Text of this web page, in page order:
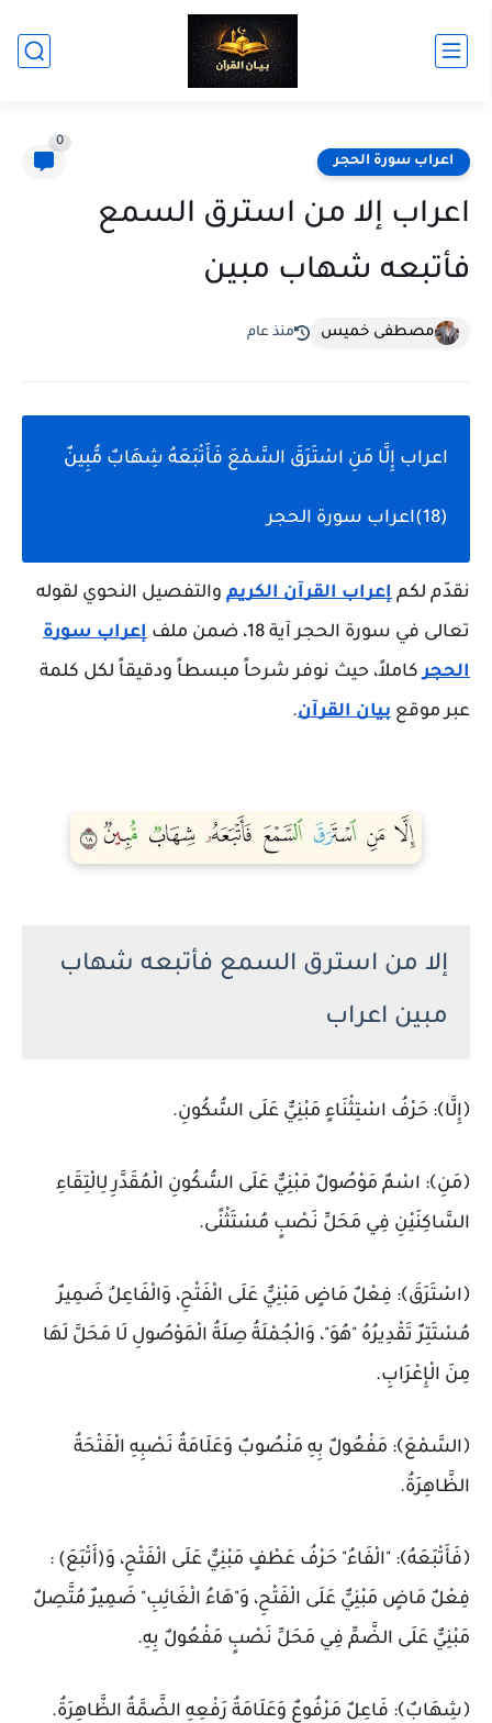
اعراب سورة الحجر
0
اعراب إلا من استرق السمع
فأتبعه شهاب مبين
مصطفى خميس منذ عام
اعراب إِلَّا مَنِ اسْتَرَقَ السَّمْعَ فَأَتْبَعَهُ شِهَابٌ مُّبِينٌ
(18)اعراب سورة الحجر
نقدّم لكم إعراب القرآن الكريموالتفصيل النحوي لقوله
تعالى في سورة الحجر آية 18، ضمن ملف
إعراب سورة
الحجركاملاً، حيث نوفر شرحاً مبسطاً ودقيقاً لكل كلمة
عبر موقع بيان القرآن.
إلا من استرق السمع فأتبعه شهاب
مبين اعراب
﴿إِلَّا﴾: حَرْفُ اسْتِثْنَاءٍ مَبْنِيٌّ عَلَى السُّكُونِ.
﴿مَنِ﴾: اسْمٌ مَوْصُولٌ مَبْنِيٌّ عَلَى السُّكُونِ الْمُقَدَّرِ لِالْتِقَاءِ
السَّاكِنَيْنِ فِي مَحَلِّ نَصْبٍ مُسْتَثْنًى.
﴿اسْتَرَقَ﴾: فِعْلٌ مَاضٍ مَبْنِيٌّ عَلَى الْفَتْحِ، وَالْفَاعِلُ ضَمِيرٌ
مُسْتَتِرٌ تَقْدِيرُهُ "هُوَ"، وَالْجُمْلَةُ صِلَةُ الْمَوْصُولِ لَا مَحَلَّ لَهَا
مِنَ الْإِعْرَابِ.
﴿السَّمْعَ﴾: مَفْعُولٌ بِهِ مَنْصُوبٌ وَعَلَامَةُ نَصْبِهِ الْفَتْحَةُ
الظَّاهِرَةُ.
﴿فَأَتْبَعَهُ﴾: "الْفَاءُ" حَرْفُ عَطْفٍ مَبْنِيٌّ عَلَى الْفَتْحِ، وَ(أَتْبَعَ) :
فِعْلٌ مَاضٍ مَبْنِيٌّ عَلَى الْفَتْحِ، وَ"هَاءُ الْغَائِبِ" ضَمِيرٌ مُتَّصِلٌ
مَبْنِيٌّ عَلَى الضَّمِّ فِي مَحَلِّ نَصْبٍ مَفْعُولٌ بِهِ.
﴿شِهَابٌ﴾: فَاعِلٌ مَرْفُوعٌ وَعَلَامَةُ رَفْعِهِ الضَّمَّةُ الظَّاهِرَةُ.